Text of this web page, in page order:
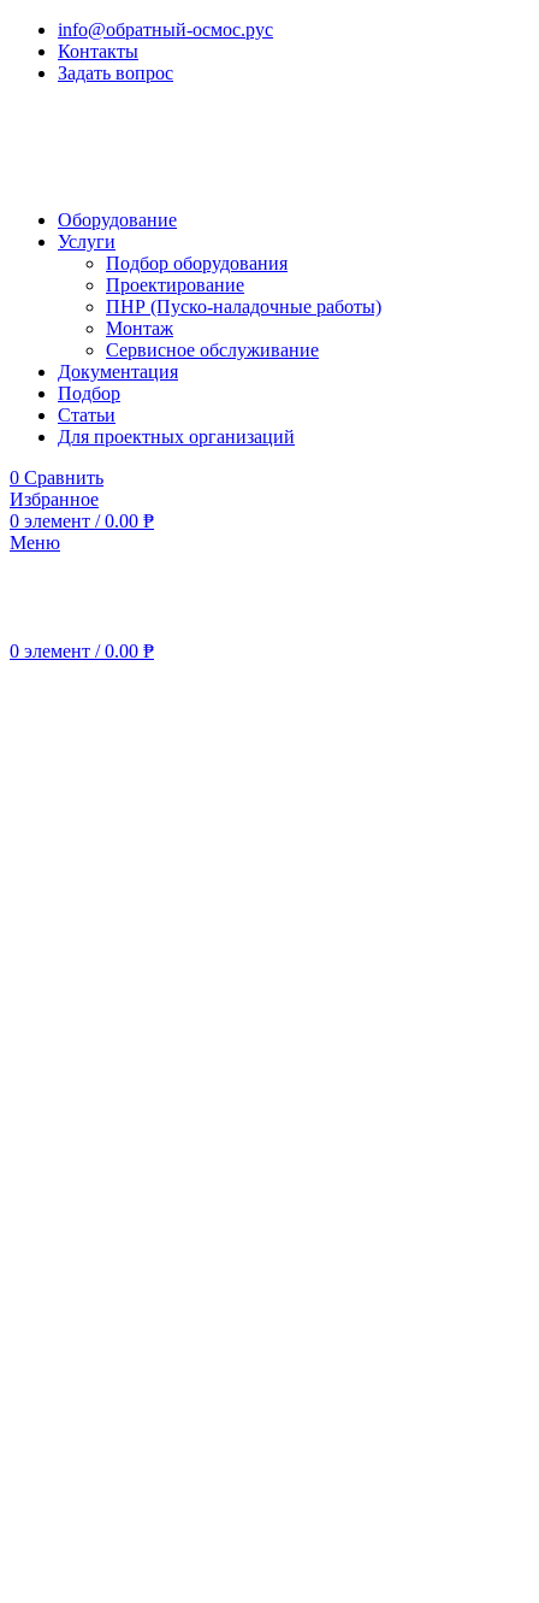
info@обратный-осмос.рус
Контакты
Задать вопрос
Оборудование
Услуги
Подбор оборудования
Проектирование
ПНР (Пуско-наладочные работы)
Монтаж
Сервисное обслуживание
Документация
Подбор
Статьи
Для проектных организаций
0 Сравнить
Избранное
0 элемент / 0.00 ₱
Меню
0 элемент / 0.00 ₱